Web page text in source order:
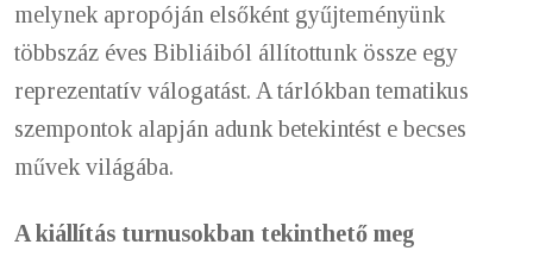
melynek apropóján elsőként gyűjteményünk
többszáz éves Bibliáiból állítottunk össze egy
reprezentatív válogatást. A tárlókban tematikus
szempontok alapján adunk betekintést e becses
művek világába.
A kiállítás turnusokban tekinthető meg